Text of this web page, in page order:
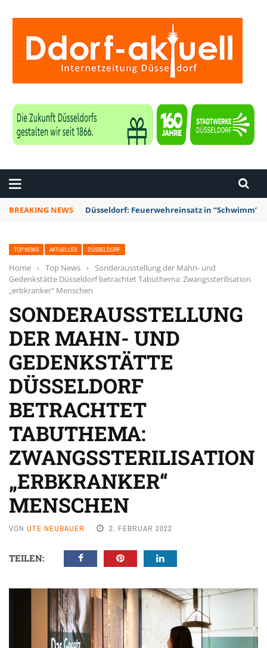
BREAKING NEWS Düsseldorf: Punk-Bahn-Fahrt mit Dosenbier
TOP NEWS AKTUELLES DÜSSELDORF
Home › Top News › Sonderausstellung der Mahn- und
Gedenkstätte Düsseldorf betrachtet Tabuthema: Zwangssterilisation
„erbkranker“ Menschen
SONDERAUSSTELLUNG
DER MAHN- UND
GEDENKSTÄTTE
DÜSSELDORF
BETRACHTET
TABUTHEMA:
ZWANGSSTERILISATION
„ERBKRANKER“
MENSCHEN
VON UTE NEUBAUER 2. FEBRUAR 2022
TEILEN: